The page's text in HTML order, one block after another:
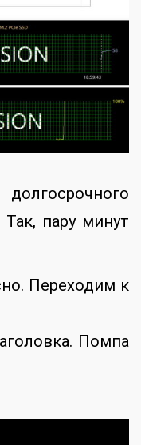
пару минут
Переходим к
Помпа